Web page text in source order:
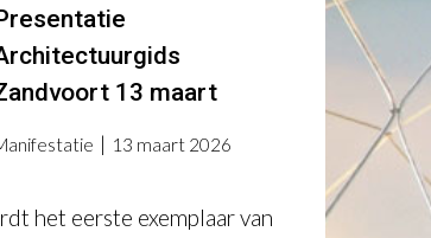
13 maart
13 maart 2026
het eerste exemplaar van